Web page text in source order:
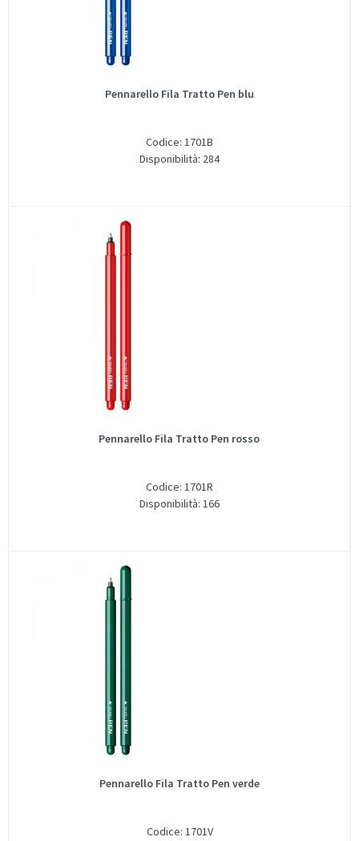
Pennarello Fila Tratto Pen blu
Codice: 1701B
Disponibilità: 284
Pennarello Fila Tratto Pen rosso
Codice: 1701R
Disponibilità: 166
Pennarello Fila Tratto Pen verde
Codice: 1701V